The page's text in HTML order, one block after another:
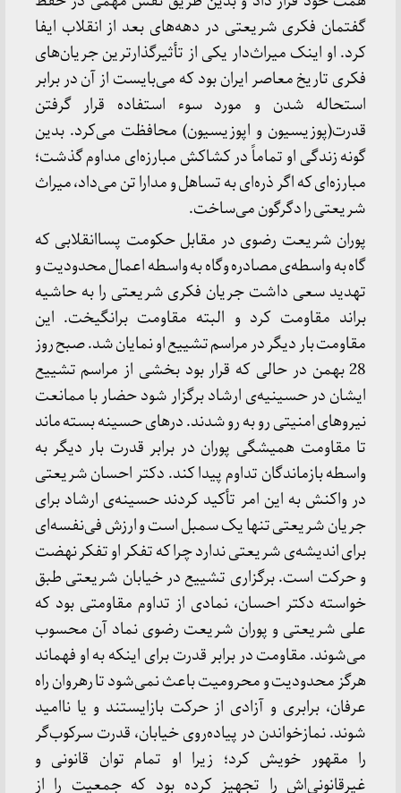
گفتمان فکری شریعتی در دهه‌های بعد از انقلاب ایفا
کرد. او اینک میراث‌دار یکی از تأثیرگذارترین جریان‌های
فکری تاریخ معاصر ایران بود که می‌بایست از آن در برابر
استحاله شدن و مورد سوء استفاده قرار گرفتن
قدرت(پوزیسیون و اپوزیسیون) محافظت می‌کرد. بدین
گونه زندگی او تماماً در کشاکش مبارزه‌ای مداوم گذشت؛
مبارزه‌ای که اگر ذره‌ای به تساهل و مدارا تن می‌داد، میراث
شریعتی را دگرگون می‌ساخت.
پوران شریعت رضوی در مقابل حکومت پساانقلابی که
گاه به واسطه‌ی مصادره وگاه به واسطه اعمال محدودیت و
تهدید سعی داشت جریان فکری شریعتی را به حاشیه
براند مقاومت کرد و البته مقاومت برانگیخت. این
مقاومت بار دیگر در مراسم تشییع او نمایان شد. صبح روز
28 بهمن در حالی که قرار بود بخشی از مراسم تشییع
ایشان در حسینیه‌ی ارشاد برگزار شود حضار با ممانعت
نیروهای امنیتی رو به رو شدند. درهای حسینه بسته ماند
تا مقاومت همیشگی پوران در برابر قدرت بار دیگر به
واسطه بازماندگان تداوم پیدا کند. دکتر احسان شریعتی
در واکنش به این امر تأکید کردند حسینه‌ی ارشاد برای
جریان شریعتی تنها یک سمبل است و ارزش فی‌نفسه‌ای
برای اندیشه‌ی شریعتی ندارد چرا که تفکر او تفکر نهضت
و حرکت است. برگزاری تشییع در خیابان شریعتی طبق
خواسته دکتر احسان، نمادی از تداوم مقاومتی بود که
علی شریعتی و پوران شریعت رضوی نماد آن محسوب
می‌شوند. مقاومت در برابر قدرت برای اینکه به او فهماند
هرگز محدودیت و محرومیت باعث نمی‌شود تا رهروان راه
عرفان، برابری و آزادی از حرکت بازایستند و یا ناامید
شوند. نمازخواندن در پیاده‌روی خیابان، قدرت سرکوب‌گر
را مقهور خویش کرد؛ زیرا او تمام توان قانونی و
غیرقانونی‌اش را تجهیز کرده بود که جمعیت را از